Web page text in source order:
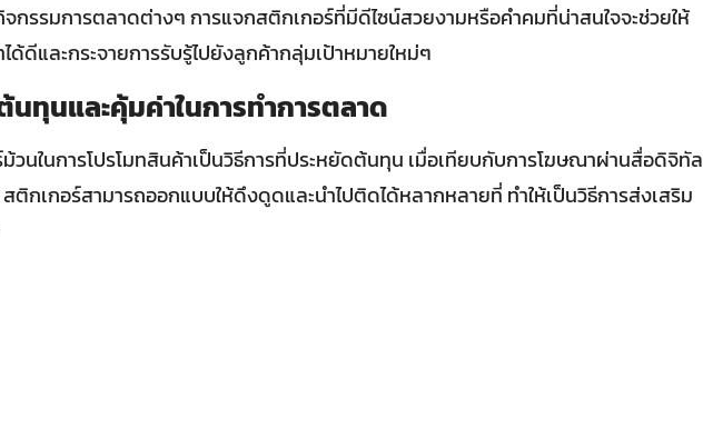
จกรรมการตลาดต่างๆ การแจกสติกเกอร์ที่มีดีไซน์สวยงามหรือคำคมที่น่าสนใจจะช่วยให้
ด้ดีและกระจายการรับรู้ไปยังลูกค้ากลุ่มเป้าหมายใหม่ๆ
นทุนและคุ้มค่าในการทำการตลาด
ม้วนในการโปรโมทสินค้าเป็นวิธีการที่ประหยัดต้นทุน เมื่อเทียบกับการโฆษณาผ่านสื่อดิจิทัล
กเกอร์สามารถออกแบบให้ดึงดูดและนำไปติดได้หลากหลายที่ ทำให้เป็นวิธีการส่งเสริม